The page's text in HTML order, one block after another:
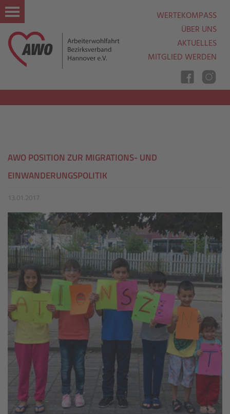
WERTEKOMPASS
ÜBER UNS
AKTUELLES
MITGLIED WERDEN
AWO POSITION ZUR MIGRATIONS- UND
EINWANDERUNGSPOLITIK
13.01.2017